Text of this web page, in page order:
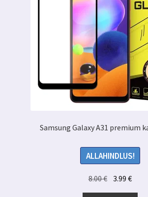
Samsung Galaxy A31 premium
ALLAHINDLUS!
8.00€ Algne
hind
3.99€
hind